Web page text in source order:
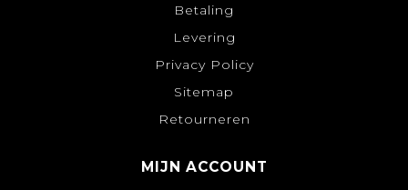
Betaling
Levering
Privacy Policy
Sitemap
Retourneren
MIJN ACCOUNT